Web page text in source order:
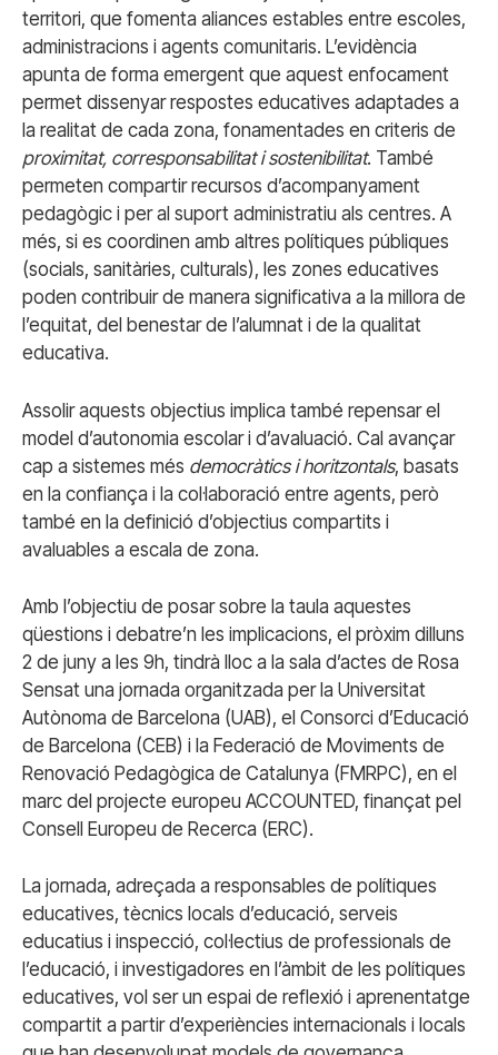
territori, que fomenta aliances estables entre escoles,
administracions i agents comunitaris. L’evidència
apunta de forma emergent que aquest enfocament
permet dissenyar respostes educatives adaptades a
la realitat de cada zona, fonamentades en criteris de
proximitat, corresponsabilitat i sostenibilitat. També
permeten compartir recursos d’acompanyament
pedagògic i per al suport administratiu als centres. A
més, si es coordinen amb altres polítiques públiques
(socials, sanitàries, culturals), les zones educatives
poden contribuir de manera significativa a la millora de
l’equitat, del benestar de l’alumnat i de la qualitat
educativa.
Assolir aquests objectius implica també repensar el
model d’autonomia escolar i d’avaluació. Cal avançar
cap a sistemes més democràtics i horitzontals, basats
en la confiança i la col·laboració entre agents, però
també en la definició d’objectius compartits i
avaluables a escala de zona.
Amb l’objectiu de posar sobre la taula aquestes
qüestions i debatre’n les implicacions, el pròxim dilluns
2 de juny a les 9h, tindrà lloc a la sala d’actes de Rosa
Sensat una jornada organitzada per la Universitat
Autònoma de Barcelona (UAB), el Consorci d’Educació
de Barcelona (CEB) i la Federació de Moviments de
Renovació Pedagògica de Catalunya (FMRPC), en el
marc del projecte europeu ACCOUNTED, finançat pel
Consell Europeu de Recerca (ERC).
La jornada, adreçada a responsables de polítiques
educatives, tècnics locals d’educació, serveis
educatius i inspecció, col·lectius de professionals de
l’educació, i investigadores en l’àmbit de les polítiques
educatives, vol ser un espai de reflexió i aprenentatge
compartit a partir d’experiències internacionals i locals